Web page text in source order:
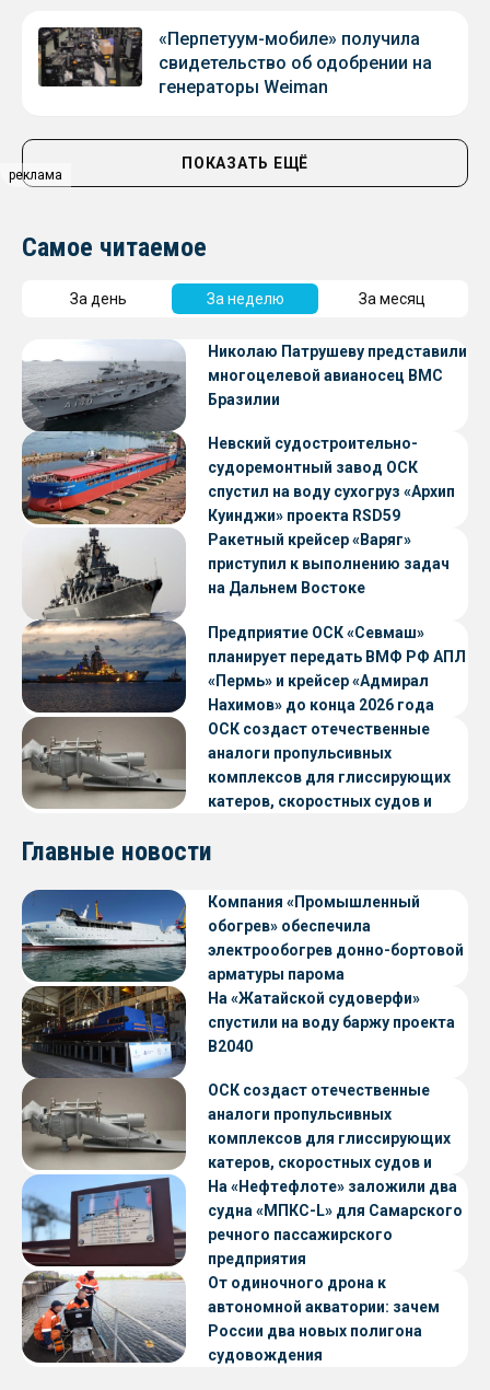
реклама
«Перпетуум-мобиле» получила
свидетельство об одобрении на
генераторы Weiman
ПОКАЗАТЬ ЕЩЁ
Самое читаемое
За день За неделю За месяц
Николаю Патрушеву представили
многоцелевой авианосец ВМС
Бразилии
Невский судостроительно-
судоремонтный завод ОСК
спустил на воду сухогруз «Архип
Куинджи» проекта RSD59
Ракетный крейсер «Варяг»
приступил к выполнению задач
на Дальнем Востоке
Предприятие ОСК «Севмаш»
планирует передать ВМФ РФ АПЛ
«Пермь» и крейсер «Адмирал
Нахимов» до конца 2026 года
ОСК создаст отечественные
аналоги пропульсивных
комплексов для глиссирующих
катеров, скоростных судов и
Главные новости
Компания «Промышленный
обогрев» обеспечила
электрообогрев донно-бортовой
арматуры парома
«Петропавловск» проекта CNF22
На «Жатайской судоверфи»
спустили на воду баржу проекта
В2040
ОСК создаст отечественные
аналоги пропульсивных
комплексов для глиссирующих
катеров, скоростных судов и
судов с малой осадкой
На «Нефтефлоте» заложили два
судна «МПКС-L» для Самарского
речного пассажирского
предприятия
От одиночного дрона к
автономной акватории: зачем
России два новых полигона
судовождения